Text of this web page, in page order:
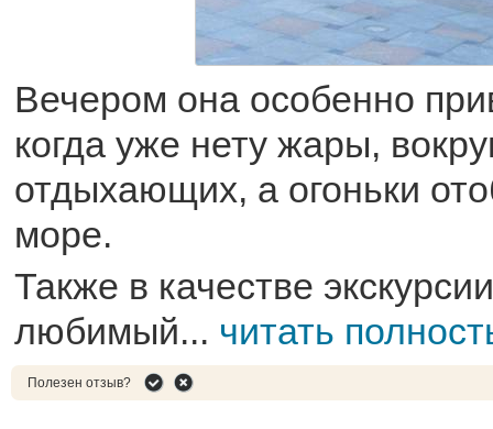
Вечером она особенно
когда уже нету жары,
отдыхающих, а огоньки
море.
Также в качестве
любимый... читать
Полезен отзыв?